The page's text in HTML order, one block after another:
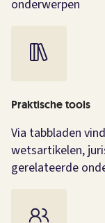
onderwerpen
Praktische tools
Via tabbladen
wetsartikelen,
gerelateerde